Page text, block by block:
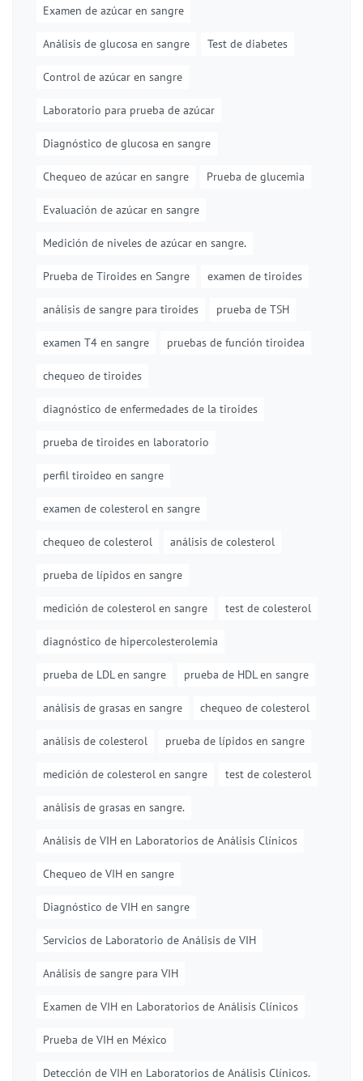
Examen de azúcar en sangre
Análisis de glucosa en sangre Test de diabetes
Control de azúcar en sangre
Laboratorio para prueba de azúcar
Diagnóstico de glucosa en sangre
Chequeo de azúcar en sangre Prueba de glucemia
Evaluación de azúcar en sangre
Medición de niveles de azúcar en sangre.
Prueba de Tiroides en Sangre examen de tiroides
análisis de sangre para tiroides prueba de TSH
examen T4 en sangre pruebas de función tiroidea
chequeo de tiroides
diagnóstico de enfermedades de la tiroides
prueba de tiroides en laboratorio
perfil tiroideo en sangre
examen de colesterol en sangre
chequeo de colesterol análisis de colesterol
prueba de lípidos en sangre
medición de colesterol en sangre test de colesterol
diagnóstico de hipercolesterolemia
prueba de LDL en sangre prueba de HDL en sangre
análisis de grasas en sangre chequeo de colesterol
análisis de colesterol prueba de lípidos en sangre
medición de colesterol en sangre test de colesterol
análisis de grasas en sangre.
Análisis de VIH en Laboratorios de Análisis Clínicos
Chequeo de VIH en sangre
Diagnóstico de VIH en sangre
Servicios de Laboratorio de Análisis de VIH
Análisis de sangre para VIH
Examen de VIH en Laboratorios de Análisis Clínicos
Prueba de VIH en México
Detección de VIH en Laboratorios de Análisis Clínicos.